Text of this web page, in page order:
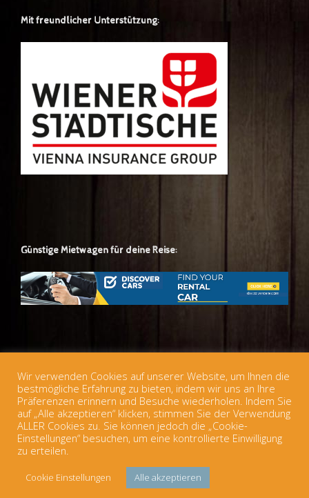
Mit freundlicher Unterstützung:
Günstige Mietwagen für deine Reise:
bySiteOrigin
Wir verwenden Cookies auf unserer Website, um Ihnen die
bestmögliche Erfahrung zu bieten, indem wir uns an Ihre
Präferenzen erinnern und Besuche wiederholen. Indem Sie
auf „Alle akzeptieren“ klicken, stimmen Sie der Verwendung
ALLER Cookies zu. Sie können jedoch die „Cookie-
Einstellungen“ besuchen, um eine kontrollierte Einwilligung
zu erteilen.
Cookie Einstellungen Alle akzeptieren